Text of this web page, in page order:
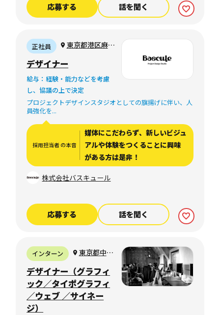
応募する 話を聞く
正社員
東京都港区麻布
成ビル6F
デザイナー
給与：経験・能力などを考慮
し、協議の上で決定
プロジェクトデザインスタジオとしての旗揚げに伴い、人
員強化を...
採用担当者 の本音
媒体にこだわらず、新しいビジュ
アルや体験をつくることに興味
がある方は是非！
株式会社バスキュール
応募する 話を聞く
インターン
東京都中央
デザイナー（グラフィ
ック／タイポグラフィ
／ウェブ ／サイネー
ジ）